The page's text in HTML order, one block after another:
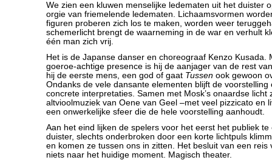
We zien een kluwen menselijke ledematen uit het duister
orgie van friemelende ledematen. Lichaamsvormen
figuren proberen zich los te maken, worden weer
schemerlicht brengt de waarneming in de war en verhult
één man zich vrij.
Het is de Japanse danser en choreograaf Kenzo Kusada.
goeroe-achtige presence is hij de aanjager van de rest
hij de eerste mens, een god of gaat Tussen ook gewoon
Ondanks de vele dansante elementen blijft de voorstelling
concrete interpretaties. Samen met Mosk’s onaardse licht
altvioolmuziek van Oene van Geel –met veel pizzicato en
een onwerkelijke sfeer die de hele voorstelling aanhoudt.
Aan het eind lijken de spelers voor het eerst het publiek
duister, slechts onderbroken door een korte lichtpuls
en komen ze tussen ons in zitten. Het besluit van een reis
niets naar het huidige moment. Magisch theater.